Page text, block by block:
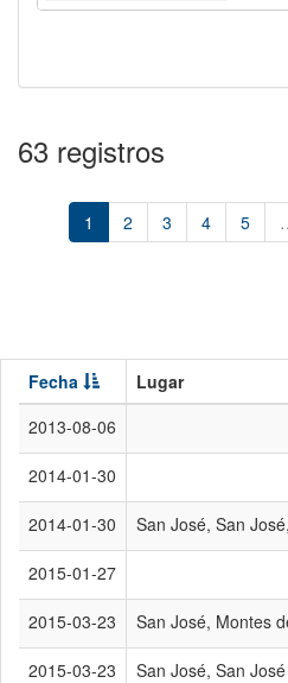
63 registros
1 2 3 4 5
Fecha Lugar
2013-08-06
2014-01-30
2014-01-30 San José, San
2015-01-27
2015-03-23 San José, Montes
2015-03-23 San José, San José